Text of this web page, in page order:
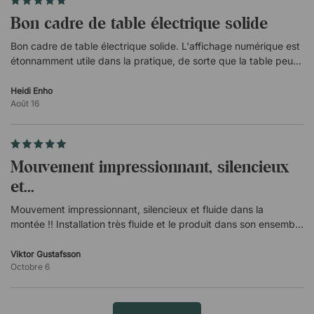
avez des questions, nous sommes bien sûr à votre
disposition.
Caractéristiques
Pied
En métal robuste
Réglable en largeur : 90-120 cm.
Moteurs
Force de levage 80 kg.
Bon cadre de table électrique solide
Bon cadre de table électrique solide. L'affichage numérique est
étonnamment utile dans la pratique, de sorte que la table peut
(Traduit)
Heidi Enho
Août 16
Mouvement impressionnant, silencieux
et...
Mouvement impressionnant, silencieux et fluide dans la
montée !! Installation très fluide et le produit dans son ensemble
produit (Traduit)
Viktor Gustafsson
Octobre 6